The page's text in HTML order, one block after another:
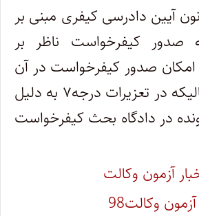
ماده ۸۱ قانون آیین دادرسی کیفری مبنی بر
کیفرخواست ناظر بر
صدور کیفرخواست در آن
وجود دارد، در حالیکه در تعزیرات درجه۷ به دلیل
در دادگاه بحث کیفرخواست
آزمون وکالت
آزمون وکالت
98